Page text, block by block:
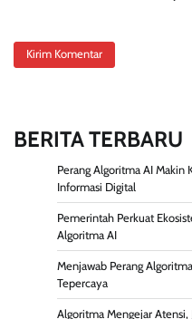
BERITA TERBARU
Perang Algoritma AI Makin
Informasi Digital
Pemerintah Perkuat
Algoritma AI
Menjawab Perang
Tepercaya
Algoritma Mengejar Atensi,